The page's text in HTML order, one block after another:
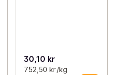
30,10 kr
752,50 kr /kg